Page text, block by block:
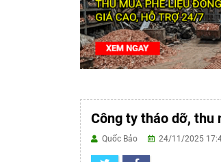
Công ty tháo dỡ, thu
Quốc Bảo 24/11/2025